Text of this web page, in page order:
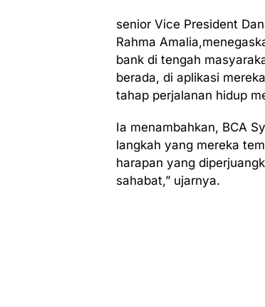
senior Vice President
Rahma
bank di tengah
berada, di aplikasi
tahap perjalanan hidup
Ia menambahkan, BCA
langkah yang mereka
harapan yang
sahabat,” ujarnya.